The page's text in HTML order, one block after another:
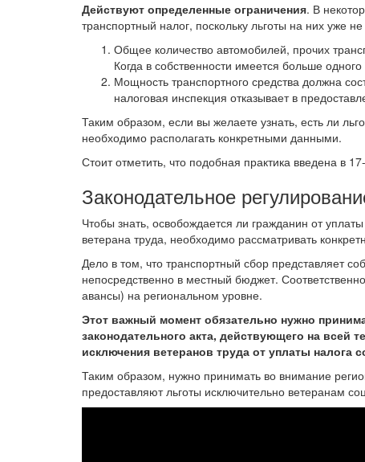
Действуют определенные ограничения. В
транспортный налог, поскольку льготы на них уже
Общее количество автомобилей, прочих
Когда в собственности имеется больше
Мощность транспортного средства должна
налоговая инспекция отказывает в
Таким образом, если вы желаете узнать, есть ли
необходимо располагать конкретными данными.
Стоит отметить, что подобная практика введена в
Законодательное
Чтобы знать, освобождается ли гражданин от
ветерана труда, необходимо рассматривать
Дело в том, что транспортный сбор представляет
непосредственно в местный бюджет.
авансы) на региональном уровне.
Этот важный момент обязательно нужно
законодательного акта, действующего на
исключения ветеранов труда от уплаты налога
Таким образом, нужно принимать во внимание
предоставляют льготы исключительно ветеранам